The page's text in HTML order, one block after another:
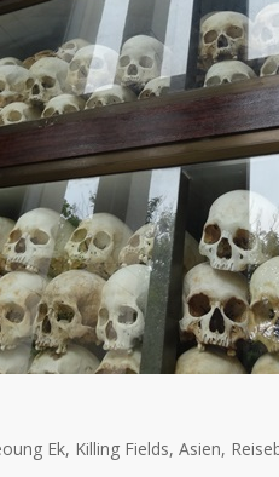
Ek, Killing Fields, Asien,